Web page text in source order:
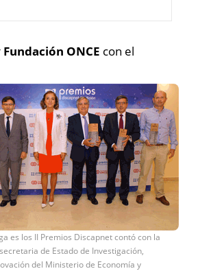
Fundación ONCE con el
es los II Premios Discapnet contó con la
de Estado de Investigación,
del Ministerio de Economía y